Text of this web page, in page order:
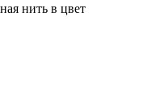
нить в цвет